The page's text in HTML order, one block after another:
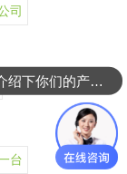
司
台
们是怎么收费的呢